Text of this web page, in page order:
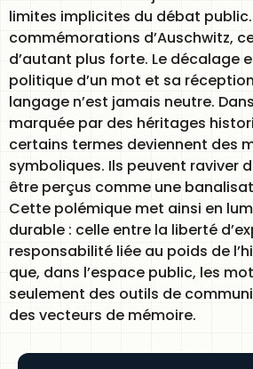
limites implicites du débat public.
commémorations d’Auschwitz,
d’autant plus forte. Le décalage
politique d’un mot et sa
langage n’est jamais neutre.
marquée par des héritages
certains termes deviennent des
symboliques. Ils peuvent raviver
être perçus comme une
Cette polémique met ainsi en
durable : celle entre la liberté
responsabilité liée au poids de
que, dans l’espace public, les
seulement des outils de
des vecteurs de mémoire.